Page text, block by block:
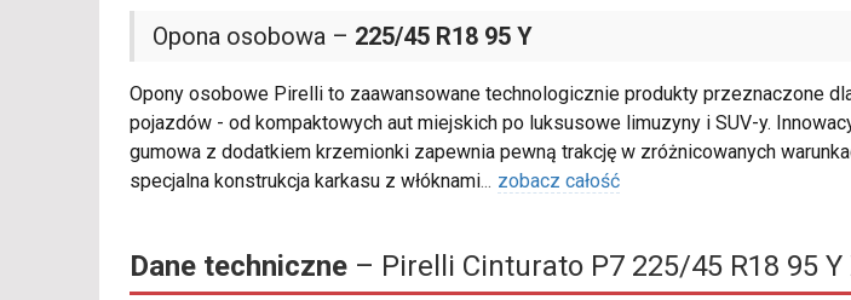
Opona osobowa – 225/45 R18 95 Y
Opony osobowe Pirelli to zaawansowane technologicznie produkty przeznaczone
pojazdów - od kompaktowych aut miejskich po luksusowe limuzyny i SUV-y.
gumowa z dodatkiem krzemionki zapewnia pewną trakcję w zróżnicowanych
specjalna konstrukcja karkasu z włóknami... zobacz całość
Dane techniczne – Pirelli Cinturato P7 225/45 R18 95 Y